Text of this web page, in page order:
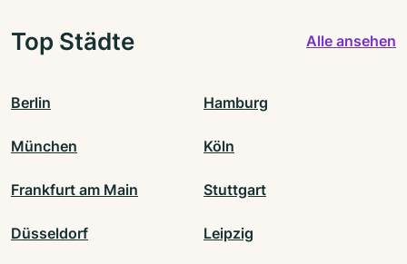
Top Städte Alle ansehen
Berlin Hamburg
München Köln
Frankfurt am Main Stuttgart
Düsseldorf Leipzig